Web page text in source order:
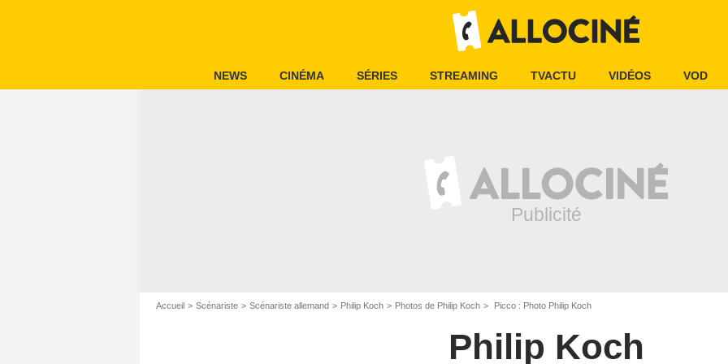
NEWS CINÉMA SÉRIES STREAMING TVACTU VIDÉOS VOD
Accueil Scénariste Scénariste allemand Philip Koch Photos de Philip Koch Picco : Photo Philip Koch
Philip Koch